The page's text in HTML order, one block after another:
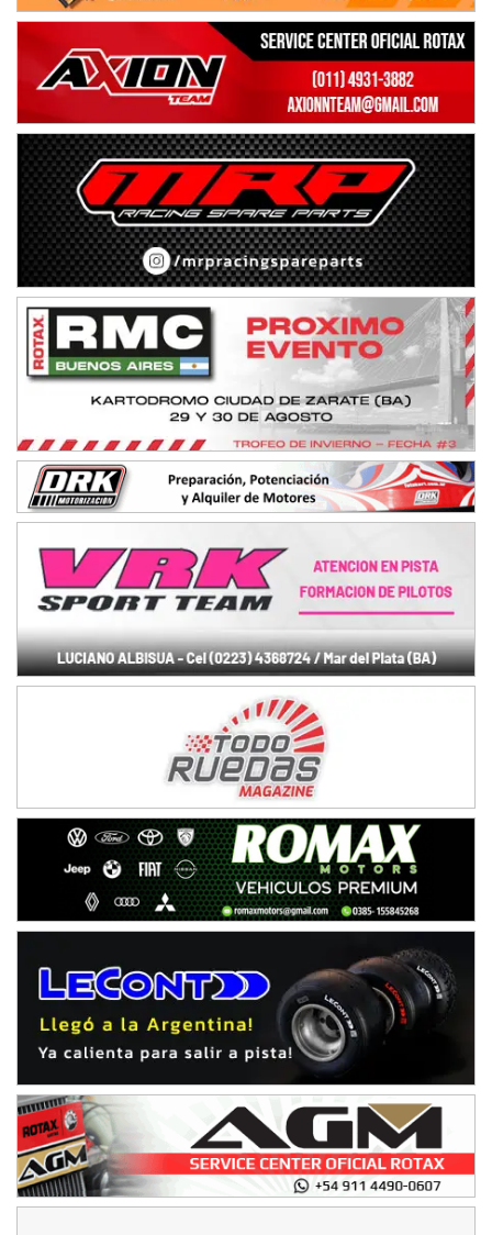
NORESTE SANTAFESINO - F6
Ciudad de Avellaneda (Asfalto)
Avellaneda (Santa Fe)
SUR SANTAFESINO - F4
José Samuel Sánchez (Tierra)
Rufino (Santa Fe)
TUCUMANO - F5
Juan Navarro (Asfalto)
El Timbó (Tucumán)